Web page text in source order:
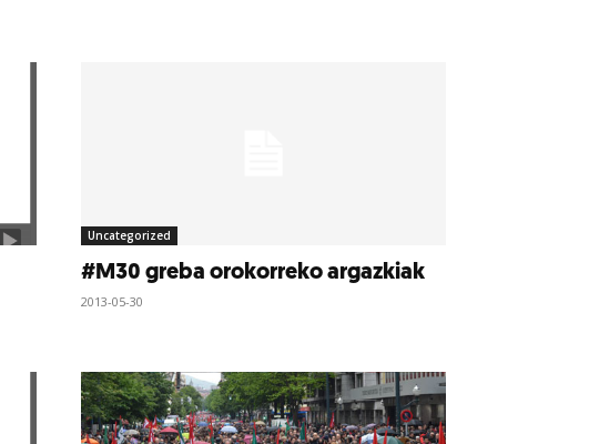
Uncategorized
#M30 greba orokorreko argazkiak
2013-05-30